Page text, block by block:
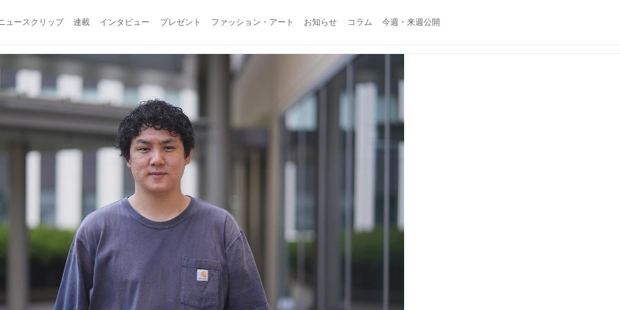
ュースクリップ 連載 インタビュー プレゼント ファッション・アート お知らせ コラム 今週・来週公開